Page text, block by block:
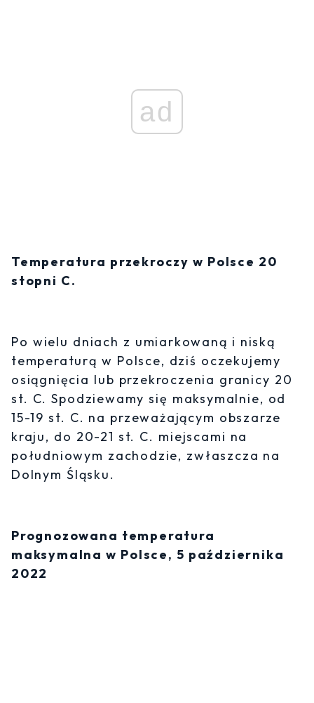
ad
Temperatura przekroczy w Polsce 20
stopni C.
Po wielu dniach z umiarkowaną i niską
temperaturą w Polsce, dziś oczekujemy
osiągnięcia lub przekroczenia granicy 20
st. C. Spodziewamy się maksymalnie, od
15-19 st. C. na przeważającym obszarze
kraju, do 20-21 st. C. miejscami na
południowym zachodzie, zwłaszcza na
Dolnym Śląsku.
Prognozowana temperatura
maksymalna w Polsce, 5 października
2022